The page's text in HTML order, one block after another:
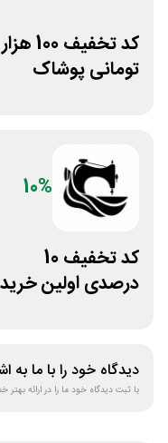
کد تخفیف 100 هزار
تومانی پوشاک
10%
کد تخفیف 10
درصدی اولین خرید
دیدگاه خود را با ما به
با ثبت دیدگاه خود ما را در ارائه بهتر